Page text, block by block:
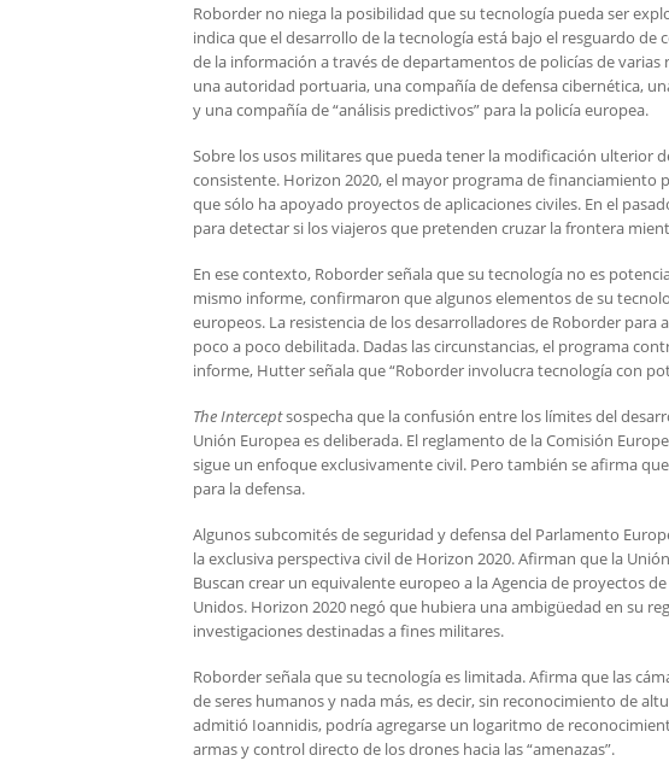
Roborder no niega la posibilidad que su tecnología pueda ser
indica que el desarrollo de la tecnología está bajo el resguardo
de la información a través de departamentos de policías de
una autoridad portuaria, una compañía de defensa cibernética,
y una compañía de “análisis predictivos” para la policía europea.
Sobre los usos militares que pueda tener la modificación ulterior
consistente. Horizon 2020, el mayor programa de financiamiento
que sólo ha apoyado proyectos de aplicaciones civiles. En el
para detectar si los viajeros que pretenden cruzar la frontera
En ese contexto, Roborder señala que su tecnología no es
mismo informe, confirmaron que algunos elementos de su
europeos. La resistencia de los desarrolladores de Roborder
poco a poco debilitada. Dadas las circunstancias, el programa
informe, Hutter señala que “Roborder involucra tecnología con
The Interceptsospecha que la confusión entre los límites del
Unión Europea es deliberada. El reglamento de la Comisión
sigue un enfoque exclusivamente civil. Pero también se afirma
para la defensa.
Algunos subcomités de seguridad y defensa del Parlamento
la exclusiva perspectiva civil de Horizon 2020. Afirman que la
Buscan crear un equivalente europeo a la Agencia de proyectos
Unidos. Horizon 2020 negó que hubiera una ambigüedad en su
investigaciones destinadas a fines militares.
Roborder señala que su tecnología es limitada. Afirma que las
de seres humanos y nada más, es decir, sin reconocimiento de
admitió Ioannidis, podría agregarse un logaritmo de
armas y control directo de los drones hacia las “amenazas”.